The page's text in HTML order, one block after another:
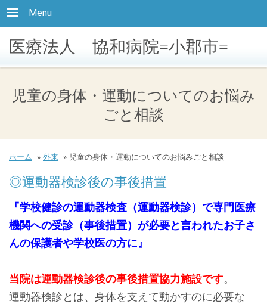
Menu
医療法人 協和病院=小郡市=
児童の身体・運動についてのお悩み
ごと相談
ホーム » 外来 » 児童の身体・運動についてのお悩みごと相談
◎運動器検診後の事後措置
『学校健診の運動器検査（運動器検診）で専門医療
機関への受診（事後措置）が必要と言われたお子さ
んの保護者や学校医の方に』
当院は運動器検診後の事後措置協力施設です。
運動器検診とは、身体を支えて動かすのに必要な